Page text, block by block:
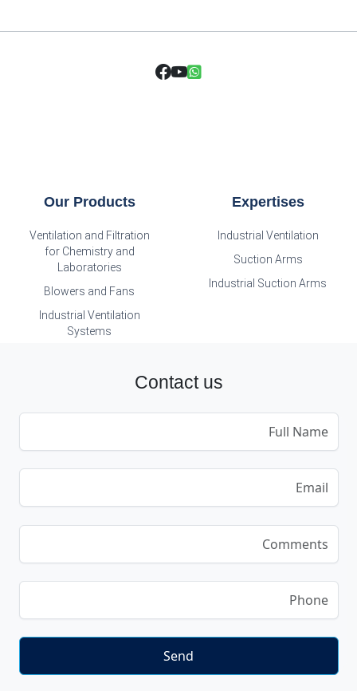
Expertises
Industrial Ventilation
Suction Arms
Industrial Suction Arms
Our Products
Ventilation and Filtration
for Chemistry and
Laboratories
Blowers and Fans
Industrial Ventilation
Systems
Contact us